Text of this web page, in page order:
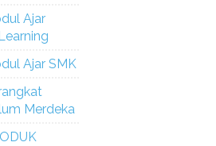
Ajar
Ajar SMK
Merdeka